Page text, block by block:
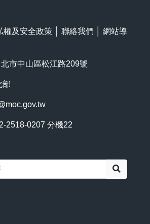
權及安全政策 聯絡我們
網站導
市中山區松江路209號
部
2518-0207 分機22